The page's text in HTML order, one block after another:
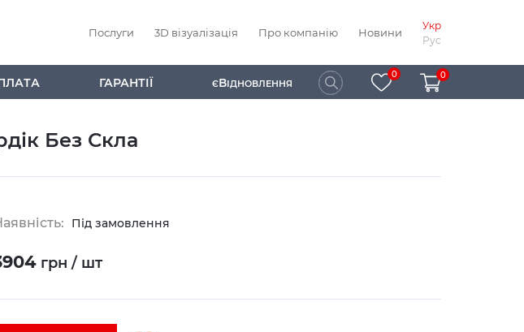
Послуги 3D візуалізація Про компанію Новини
Укр
Рус
ГАРАНТІЇ ЄВІДНОВЛЕННЯ
0 0
Без Скла
Під замовлення
грн / шт